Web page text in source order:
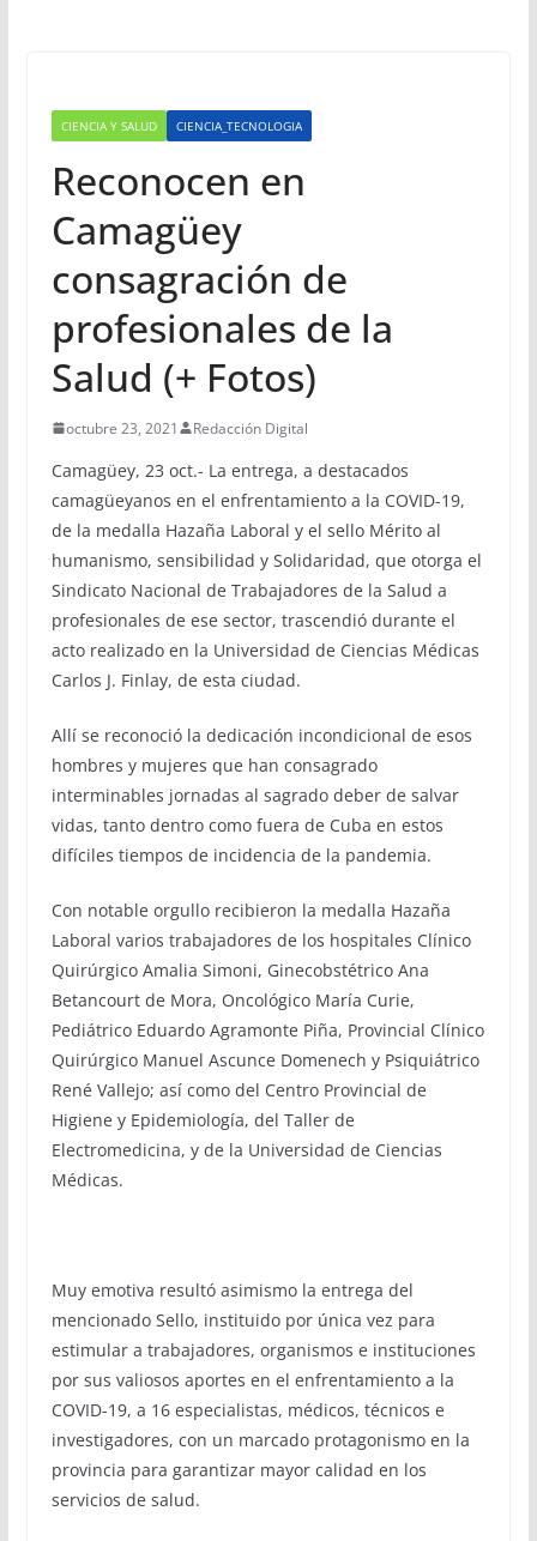
CIENCIA Y SALUD CIENCIA_TECNOLOGIA
Reconocen en
Camagüey
consagración de
profesionales de la
Salud (+ Fotos)
octubre 23, 2021 Redacción Digital
Camagüey, 23 oct.- La entrega, a destacados
camagüeyanos en el enfrentamiento a la COVID-19,
de la medalla Hazaña Laboral y el sello Mérito al
humanismo, sensibilidad y Solidaridad, que otorga el
Sindicato Nacional de Trabajadores de la Salud a
profesionales de ese sector, trascendió durante el
acto realizado en la Universidad de Ciencias Médicas
Carlos J. Finlay, de esta ciudad.
Allí se reconoció la dedicación incondicional de esos
hombres y mujeres que han consagrado
interminables jornadas al sagrado deber de salvar
vidas, tanto dentro como fuera de Cuba en estos
difíciles tiempos de incidencia de la pandemia.
Con notable orgullo recibieron la medalla Hazaña
Laboral varios trabajadores de los hospitales Clínico
Quirúrgico Amalia Simoni, Ginecobstétrico Ana
Betancourt de Mora, Oncológico María Curie,
Pediátrico Eduardo Agramonte Piña, Provincial Clínico
Quirúrgico Manuel Ascunce Domenech y Psiquiátrico
René Vallejo; así como del Centro Provincial de
Higiene y Epidemiología, del Taller de
Electromedicina, y de la Universidad de Ciencias
Médicas.
Muy emotiva resultó asimismo la entrega del
mencionado Sello, instituido por única vez para
estimular a trabajadores, organismos e instituciones
por sus valiosos aportes en el enfrentamiento a la
COVID-19, a 16 especialistas, médicos, técnicos e
investigadores, con un marcado protagonismo en la
provincia para garantizar mayor calidad en los
servicios de salud.